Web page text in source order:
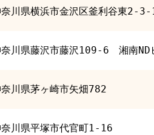
川県横浜市金沢区釜利谷東2-3-
川県藤沢市藤沢109-6 湘南ND
川県茅ヶ崎市矢畑782
川県平塚市代官町1-16